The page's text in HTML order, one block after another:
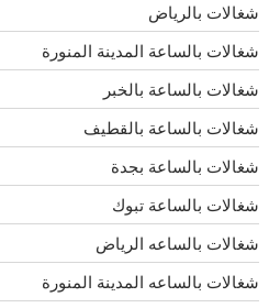
شغالات بالرياض
شغالات بالساعة المدينة المنورة
شغالات بالساعة بالخبر
شغالات بالساعة بالقطيف
شغالات بالساعة بجدة
شغالات بالساعة تبوك
شغالات بالساعه الرياض
شغالات بالساعه المدينة المنورة